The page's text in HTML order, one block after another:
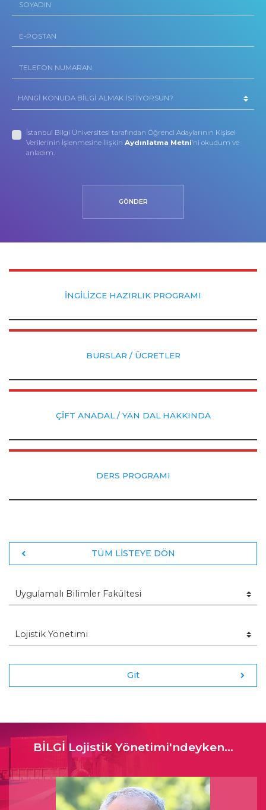
İstanbul Bilgi Üniversitesi tarafından Öğrenci Adaylarının Kişisel
Verilerinin İşlenmesine İlişkin Aydınlatma Metni’ni okudum ve
anladım.
GÖNDER
İNGİLİZCE HAZIRLIK PROGRAMI
BURSLAR / ÜCRETLER
ÇİFT ANADAL / YAN DAL HAKKINDA
DERS PROGRAMI
TÜM LİSTEYE DÖN
Git
BİLGİ Lojistik Yönetimi'ndeyken...